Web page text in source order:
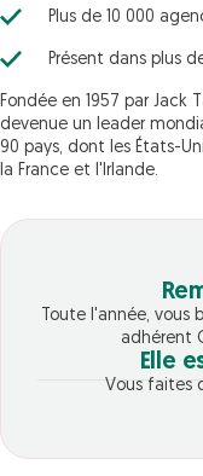
Plus de 10 000
Présent dans plus
Fondée en 1957 par Jack
devenue un leader
90 pays, dont les États-
la France et l'Irlande.
Toute l'année, vous
adhérent
Elle
Vous faites